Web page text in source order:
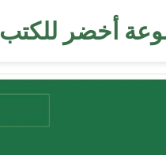
أخضر للكتب